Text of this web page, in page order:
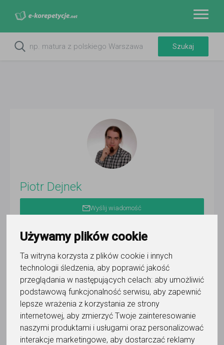
Używamy plików cookie
Ta witryna korzysta z plików cookie i innych
technologii śledzenia, aby poprawić jakość
przeglądania w następujących celach: aby umożliwić
podstawową funkcjonalność serwisu, aby zapewnić
lepsze wrażenia z korzystania ze strony
internetowej, aby zmierzyć Twoje zainteresowanie
naszymi produktami i usługami oraz personalizować
interakcje marketingowe, aby dostarczać reklamy
Piotr Dejnek
Wyślij wiadomość
ponad 2 miesiące temu
Korepetytor prowadzi zajęcia online
Faktura VAT